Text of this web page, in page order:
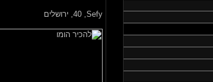
Sefy, 40, ירושלים